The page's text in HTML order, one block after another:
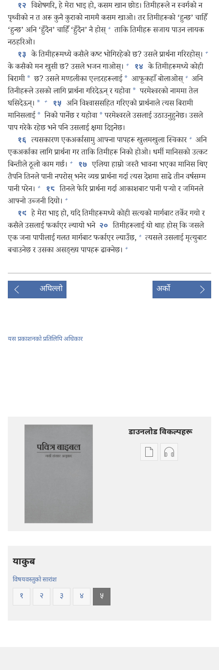
१२ विशेषगरि, हे मेरा भाइ हो, कसम खान छोड। तिमीहरूले न स्वर्गको न
पृथ्वीको न त अरू कुनै कुराको नाममै कसम खाओ। तर तिमीहरूको ‘हुन्छ’ चाहिँ
‘हुन्छ’ अनि ‘हुँदैन’ चाहिँ ‘हुँदैन’ नै होस्‌ + ताकि तिमीहरू सजाय पाउन लायक
नठहरिओ।
१३ के तिमीहरूमध्ये कसैले कष्ट भोगिरहेको छ? उसले प्रार्थना गरिरहोस्‌। +
के कसैको मन खुसी छ? उसले भजन गाओस्‌। + १४ के तिमीहरूमध्ये कोही
बिरामी * छ? उसले मण्डलीका एल्डरहरूलाई * आफूकहाँ बोलाओस्‌ + अनि
तिनीहरूले उसको लागि प्रार्थना गरिदेऊन्‌ र यहोवा * परमेश्‍वरको नाममा तेल
घसिदेऊन्‌। * + १५ अनि विश्‍वाससहित गरिएको प्रार्थनाले त्यस बिरामी
मानिसलाई * निको पार्नेछ र यहोवा *परमेश्‍वरले उसलाई उठाउनुहुनेछ। उसले
पाप गरेकै रहेछ भने पनि उसलाई क्षमा दिइनेछ।
१६ त्यसकारण एकअर्कासामु आफ्ना पापहरू खुलमखुला स्विकार + अनि
एकअर्काका लागि प्रार्थना गर ताकि तिमीहरू निको होओ। धर्मी मानिसको उत्कट
बिन्तीले ठूलो काम गर्छ। + १७ एलिया हाम्रो जस्तै भावना भएका मानिस थिए
तैपनि तिनले पानी नपरोस्‌ भनेर व्यग्र प्रार्थना गर्दा त्यस देशमा साढे तीन वर्षसम्म
पानी परेन। + १८ तिनले फेरि प्रार्थना गर्दा आकाशबाट पानी पऱ्‍यो र जमिनले
आफ्नो उब्जनी दियो। +
१९ हे मेरा भाइ हो, यदि तिमीहरूमध्ये कोही सत्यको मार्गबाट तर्केर गयो र
कसैले उसलाई फर्काएर ल्यायो भने २० तिमीहरूलाई यो थाह होस्‌ कि जसले
एक जना पापीलाई गलत मार्गबाट फर्काएर ल्याउँछ, + त्यसले उसलाई मृत्युबाट
बचाउनेछ र उसका असङ्‌ख्य पापहरू ढाक्नेछ। +
अघिल्लो अर्को
यस प्रकाशनको प्रतिलिपि अधिकार
डाउनलोड विकल्पहरू
प्रकाशन अडियो
याकुब
विषयवस्तुको सारांश
१ २ ३ ४ ५